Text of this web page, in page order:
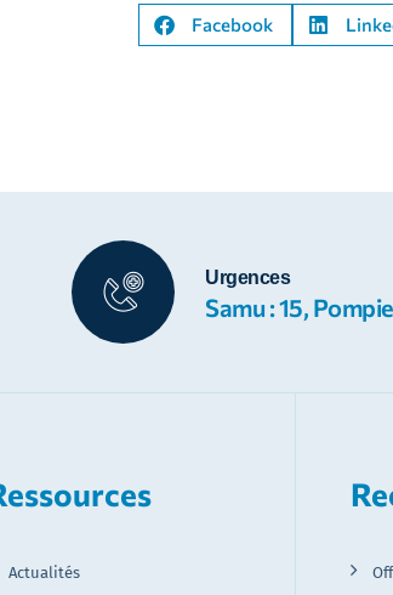
Facebook
Urgences
Samu : 15,
Actualités